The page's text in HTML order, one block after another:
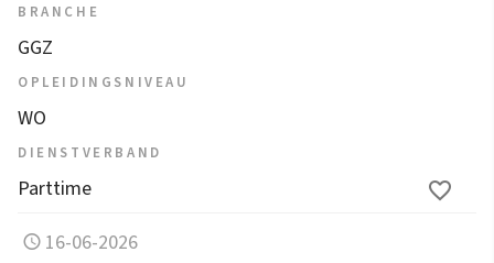
BRANCHE
GGZ
OPLEIDINGSNIVEAU
WO
DIENSTVERBAND
Parttime
16-06-2026